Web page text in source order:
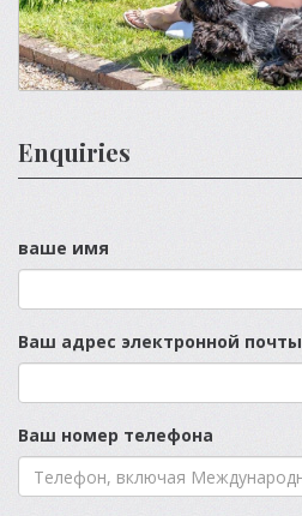
Enquiries
ваше имя
Ваш адрес электронной почты
Ваш номер телефона